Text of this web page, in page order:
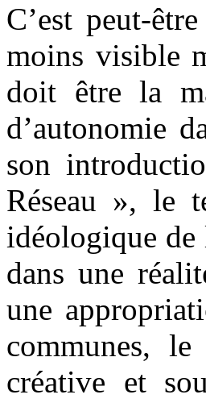
C’est peut-
moins visible
doit être la
d’autonomie
son
Réseau », le
idéologique de
dans une
une
communes,
créative et